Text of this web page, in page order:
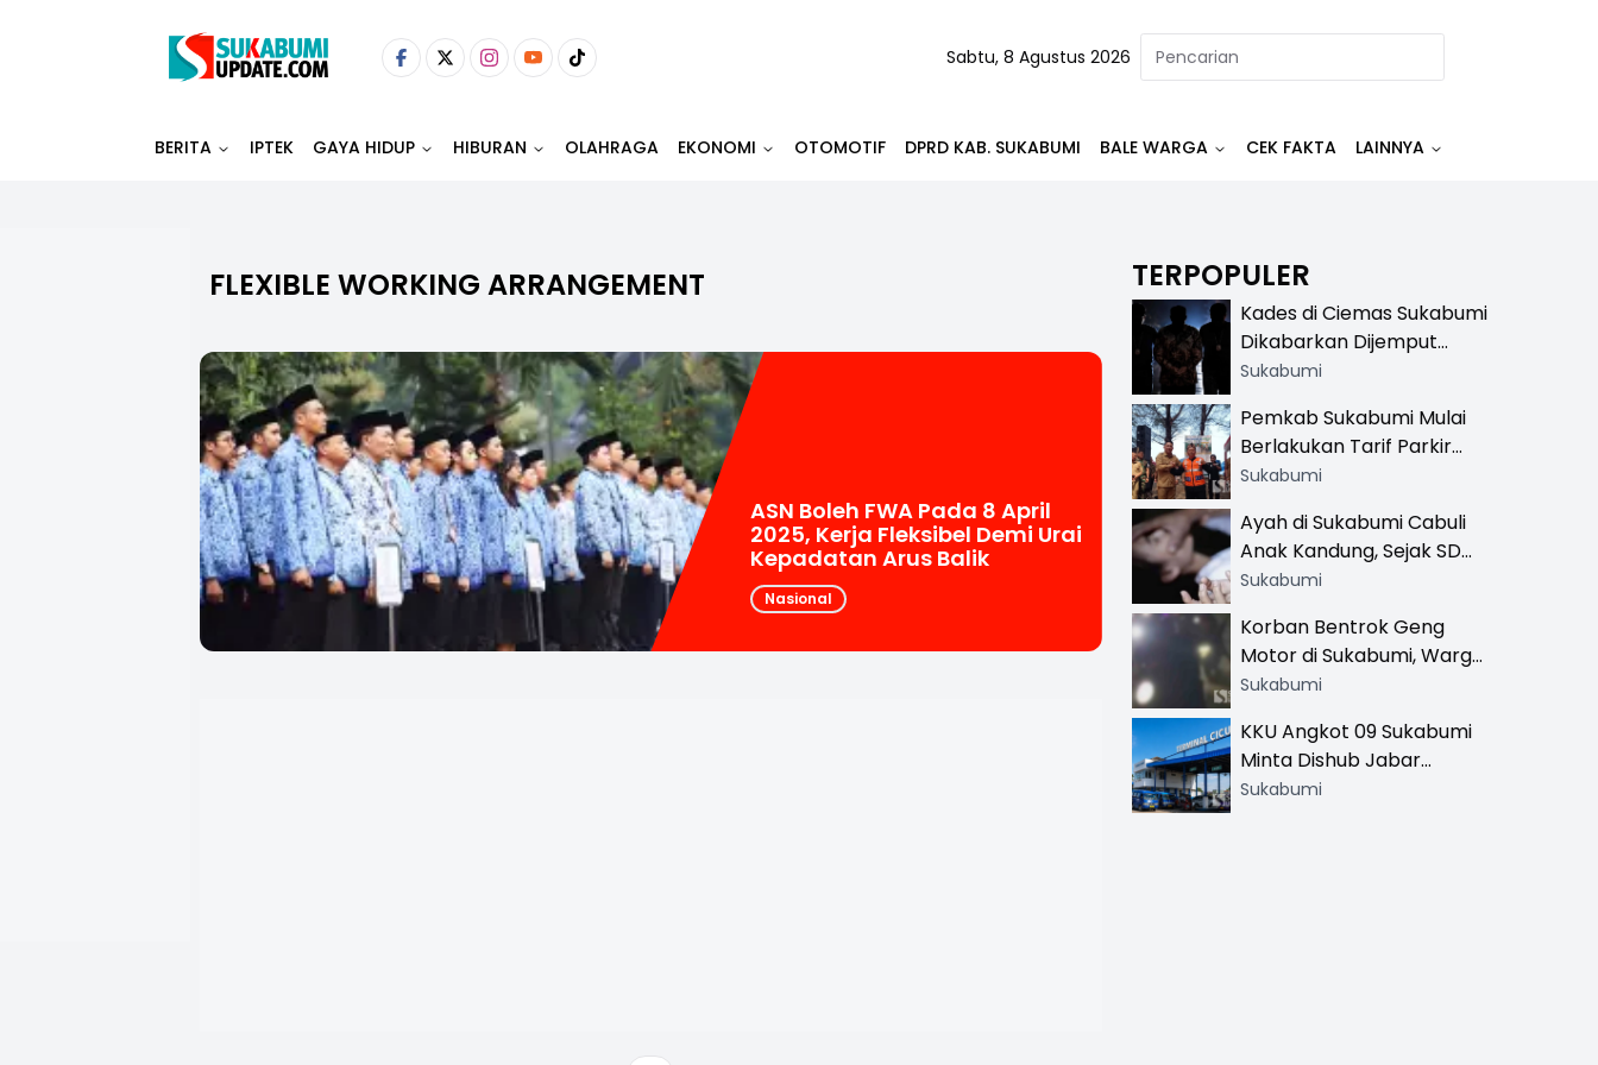
Sabtu, 8 Agustus 2026
BERITA IPTEK GAYA HIDUP HIBURAN OLAHRAGA EKONOMI OTOMOTIF DPRD KAB. SUKABUMI BALE WARGA CEK FAKTA LAINNYA
FLEXIBLE WORKING ARRANGEMENT
ASN Boleh FWA Pada 8 April
2025, Kerja Fleksibel Demi Urai
Kepadatan Arus Balik
Nasional
TERPOPULER
Kades di Ciemas Sukabumi
Dikabarkan Dijemput
Satnarkoba, Polisi
Sukabumi
Pemkab Sukabumi Mulai
Berlakukan Tarif Parkir
Resmi di 13 Lokasi Wisata,
Khusus
Sukabumi
Ayah di Sukabumi Cabuli
Anak Kandung, Sejak SD
Hingga SMA
Sukabumi
Korban Bentrok Geng
Motor di Sukabumi, Warga
dan Sopir Tangki
Sukabumi
KKU Angkot 09 Sukabumi
Minta Dishub Jabar
Tertibkan Trayek Ciawi-
Sukabumi